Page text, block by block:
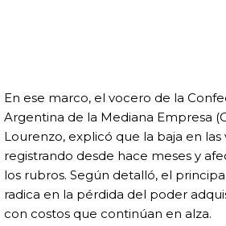
En ese marco, el vocero de la
Argentina de la Mediana Empresa
Lourenzo, explicó que la baja en las
registrando desde hace meses y
los rubros. Según detalló, el
radica en la pérdida del poder
con costos que continúan en alza.